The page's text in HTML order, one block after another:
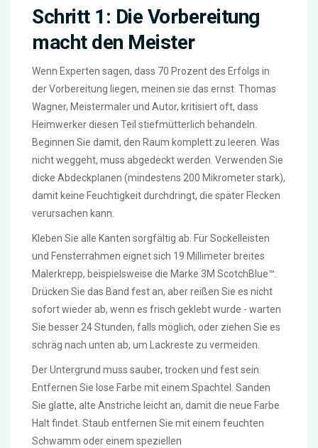
Schritt 1: Die Vorbereitung
macht den Meister
Wenn Experten sagen, dass 70 Prozent des Erfolgs in
der Vorbereitung liegen, meinen sie das ernst. Thomas
Wagner, Meistermaler und Autor, kritisiert oft, dass
Heimwerker diesen Teil stiefmütterlich behandeln.
Beginnen Sie damit, den Raum komplett zu leeren. Was
nicht weggeht, muss abgedeckt werden. Verwenden Sie
dicke Abdeckplanen (mindestens 200 Mikrometer stark),
damit keine Feuchtigkeit durchdringt, die später Flecken
verursachen kann.
Kleben Sie alle Kanten sorgfältig ab. Für Sockelleisten
und Fensterrahmen eignet sich 19 Millimeter breites
Malerkrepp, beispielsweise die Marke 3M ScotchBlue™.
Drücken Sie das Band fest an, aber reißen Sie es nicht
sofort wieder ab, wenn es frisch geklebt wurde - warten
Sie besser 24 Stunden, falls möglich, oder ziehen Sie es
schräg nach unten ab, um Lackreste zu vermeiden.
Der Untergrund muss sauber, trocken und fest sein.
Entfernen Sie lose Farbe mit einem Spachtel. Sanden
Sie glatte, alte Anstriche leicht an, damit die neue Farbe
Halt findet. Staub entfernen Sie mit einem feuchten
Schwamm oder einem speziellen